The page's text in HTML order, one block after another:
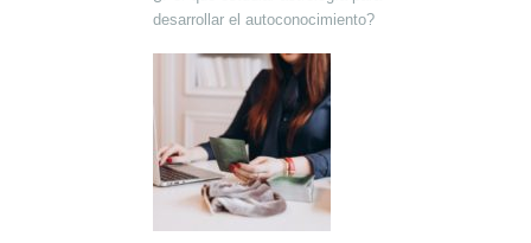
desarrollar el autoconocimiento?